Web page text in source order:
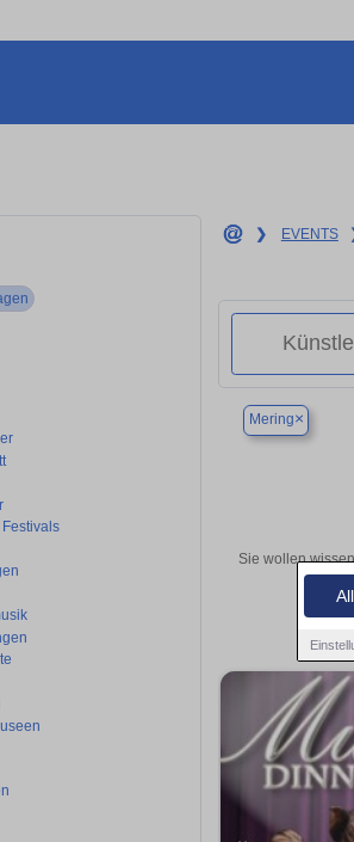
❯ EVENTS
Mering×
Sie wollen